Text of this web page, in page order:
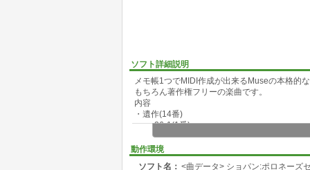
ソフト詳細説明
メモ帳1つでMIDI作成が出来るMuseの本格的な
もちろん著作権フリーの楽曲です。
内容
・遺作(14番)
・op.26-1(1番)
・op.3(華麗なるポロネーズ)
・op.44(5番)
・op.71-1(8番)
動作環境
ソフト名： <曲データ> ショパン:ポロネーズ